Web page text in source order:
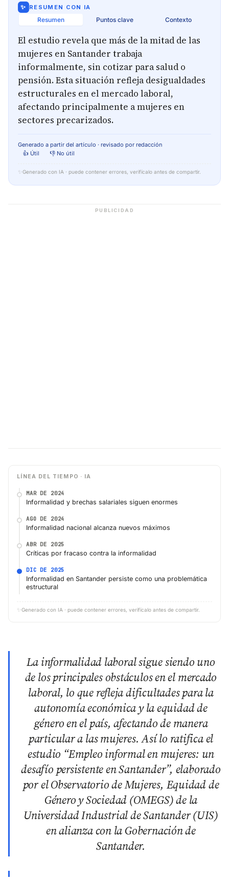
✨ RESUMEN CON IA
Resumen Puntos clave Contexto
El estudio revela que más de la mitad de las
mujeres en Santander trabaja
informalmente, sin cotizar para salud o
pensión. Esta situación refleja desigualdades
estructurales en el mercado laboral,
afectando principalmente a mujeres en
sectores precarizados.
Generado a partir del artículo · revisado por redacción
👍 Útil
👎 No útil
✨ Generado con IA · puede contener errores, verifícalo antes de compartir.
PUBLICIDAD
LÍNEA DEL TIEMPO · IA
MAR DE 2024
Informalidad y brechas salariales siguen enormes
AGO DE 2024
Informalidad nacional alcanza nuevos máximos
ABR DE 2025
Críticas por fracaso contra la informalidad
DIC DE 2025
Informalidad en Santander persiste como una problemática
estructural
✨ Generado con IA · puede contener errores, verifícalo antes de compartir.
La informalidad laboral sigue siendo uno
de los principales obstáculos en el mercado
laboral, lo que refleja dificultades para la
autonomía económica y la equidad de
género en el país, afectando de manera
particular a las mujeres. Así lo ratifica el
estudio “Empleo informal en mujeres: un
desafío persistente en Santander”, elaborado
por el Observatorio de Mujeres, Equidad de
Género y Sociedad (OMEGS) de la
Universidad Industrial de Santander (UIS)
en alianza con la Gobernación de
Santander.